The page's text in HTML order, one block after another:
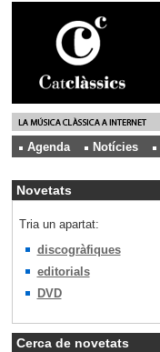
Agenda
Notícies
Novetats
Tria un apartat:
discogràfiques
editorials
DVD
Cerca de novetats